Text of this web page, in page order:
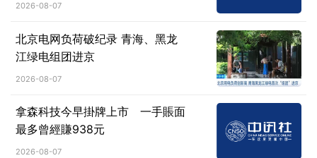
2026-08-07
北京电网负荷破纪录 青海、黑龙
江绿电组团进京
2026-08-07
拿森科技今早掛牌上市 一手賬面
最多曾經賺938元
2026-08-07